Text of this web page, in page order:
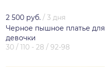
2 500 руб. / 3 дня
Черное пышное платье для
девочки
30 / 110 - 28 / 92-98